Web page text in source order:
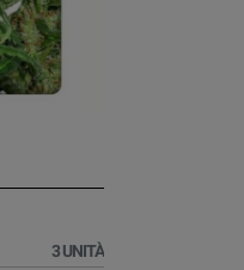
3 UNITÀ